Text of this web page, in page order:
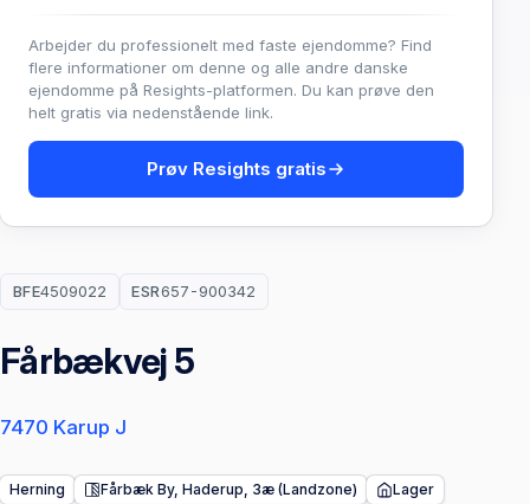
BFE4509022 ESR657-900342
Fårbækvej 5
7470 Karup J
Herning Fårbæk By, Haderup, 3æ (Landzone) Lager
Arbejder du professionelt med faste ejendomme? Find
flere informationer om denne og alle andre danske
ejendomme på Resights-platformen. Du kan prøve den
helt gratis via nedenstående link.
Prøv Resights gratis